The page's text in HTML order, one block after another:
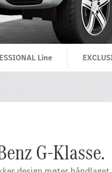
Line
G-Klasse.